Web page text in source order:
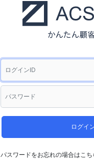
ログイ
パスワードをお忘れの場合はこ